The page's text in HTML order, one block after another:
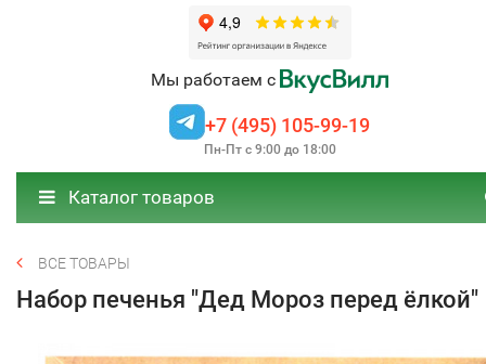
Мы работаем с
+7 (495) 105-99-19
Пн-Пт с 9:00 до 18:00
Каталог товаров
ВСЕ ТОВАРЫ
Набор печенья "Дед Мороз перед ёлкой"